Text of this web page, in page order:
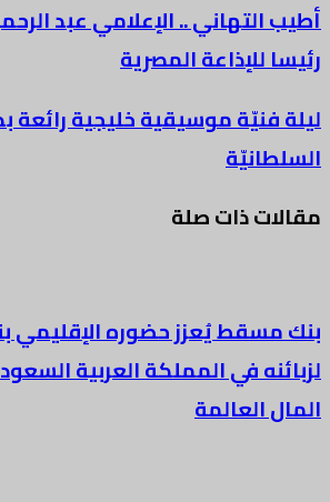
أطيب التهاني .. الإعلامي عبد
رئيسا للإذاعة المصرية
ليلة فنيّة موسيقية خليجية رائعة
السلطانيّة
مقالات ذات صلة
بنك مسقط يُعزز حضوره
لزبائنه في المملكة العربية
المال العالمة